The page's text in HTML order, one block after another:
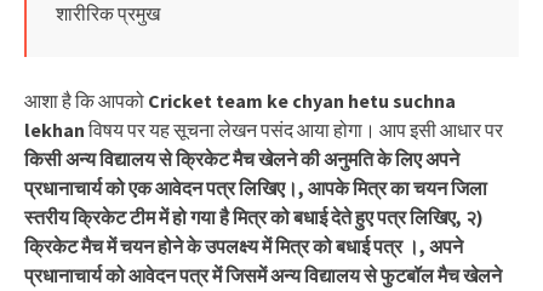
शारीरिक प्रमुख
आशा है कि आपको Cricket team ke chyan hetu suchna
lekhanविषय पर यह सूचना लेखन पसंद आया होगा। आप इसी आधार पर
किसी अन्य विद्यालय से क्रिकेट मैच खेलने की अनुमति के लिए अपने
प्रधानाचार्य को एक आवेदन पत्र लिखिए।, आपके मित्र का चयन जिला
स्तरीय क्रिकेट टीम में हो गया है मित्र को बधाई देते हुए पत्र लिखिए, २)
क्रिकेट मैच में चयन होने के उपलक्ष्य में मित्र को बधाई पत्र ।, अपने
प्रधानाचार्य को आवेदन पत्र में जिसमें अन्य विद्यालय से फुटबॉल मैच खेलने